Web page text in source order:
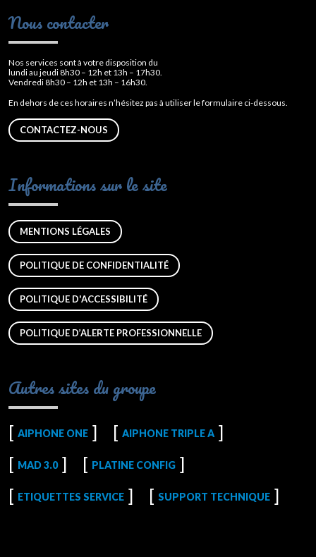
Nous contacter
Nos services sont à votre disposition du
lundi au jeudi 8h30 – 12h et 13h – 17h30.
Vendredi 8h30 – 12h et 13h – 16h30.
En dehors de ces horaires n’hésitez pas à utiliser le formulaire ci-dessous.
CONTACTEZ-NOUS
Informations sur le site
MENTIONS LÉGALES
POLITIQUE DE CONFIDENTIALITÉ
POLITIQUE D'ACCESSIBILITÉ
POLITIQUE D’ALERTE PROFESSIONNELLE
Autres sites du groupe
AIPHONE ONE AIPHONE TRIPLE A
MAD 3.0 PLATINE CONFIG
ETIQUETTES SERVICE SUPPORT TECHNIQUE